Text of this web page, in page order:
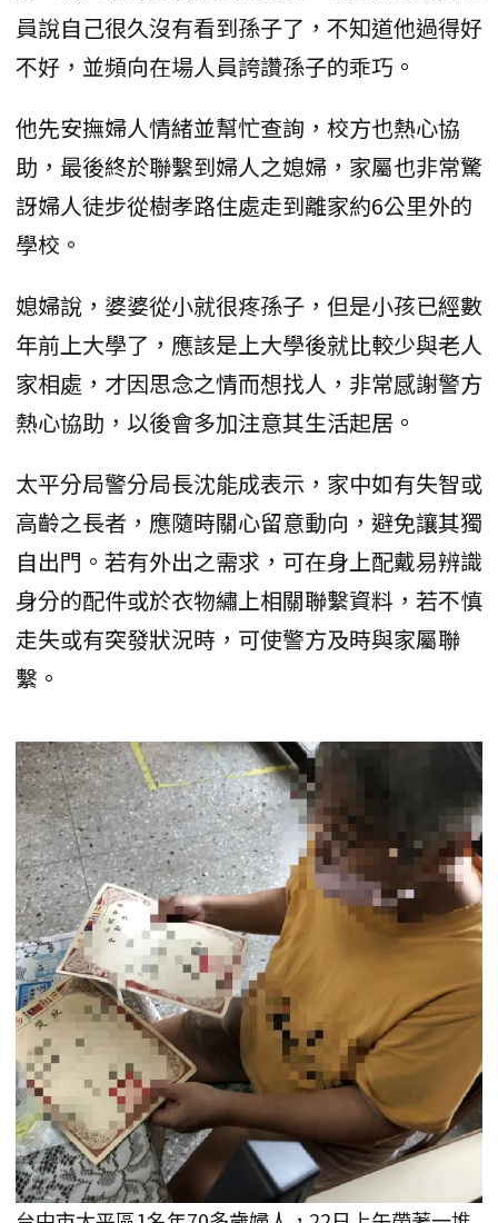
員說自己很久沒有看到孫子了，不知道他過得好
不好，並頻向在場人員誇讚孫子的乖巧。
他先安撫婦人情緒並幫忙查詢，校方也熱心協
助，最後終於聯繫到婦人之媳婦，家屬也非常驚
訝婦人徒步從樹孝路住處走到離家約6公里外的
學校。
媳婦說，婆婆從小就很疼孫子，但是小孩已經數
年前上大學了，應該是上大學後就比較少與老人
家相處，才因思念之情而想找人，非常感謝警方
熱心協助，以後會多加注意其生活起居。
太平分局警分局長沈能成表示，家中如有失智或
高齡之長者，應隨時關心留意動向，避免讓其獨
自出門。若有外出之需求，可在身上配戴易辨識
身分的配件或於衣物繡上相關聯繫資料，若不慎
走失或有突發狀況時，可使警方及時與家屬聯
繫。